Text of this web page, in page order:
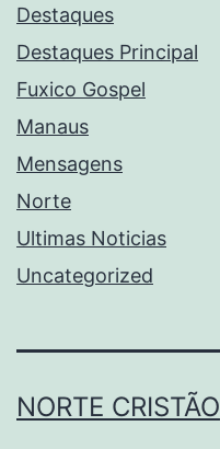
Destaques
Destaques Principal
Fuxico Gospel
Manaus
Mensagens
Norte
Ultimas Noticias
Uncategorized
NORTE CRISTÃO